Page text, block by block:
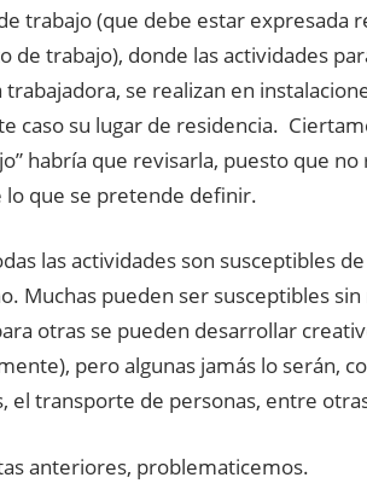
trabajo (que debe estar expresada
trabajo), donde las actividades
se realizan en
caso su lugar de residencia.
habría que revisarla, puesto que
lo que se pretende definir.
las actividades son susceptibles
Muchas pueden ser susceptibles
otras se pueden desarrollar
pero algunas jamás lo serán,
el transporte de personas, entre
anteriores, problematicemos.